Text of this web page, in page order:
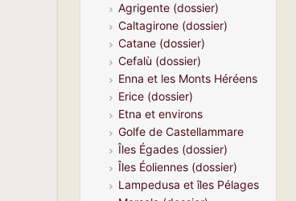
Agrigente (dossier)
Caltagirone (dossier)
Catane (dossier)
Cefalù (dossier)
Enna et les Monts Héréens
Erice (dossier)
Etna et environs
Golfe de Castellammare
Îles Égades (dossier)
Îles Éoliennes (dossier)
Lampedusa et îles Pélages